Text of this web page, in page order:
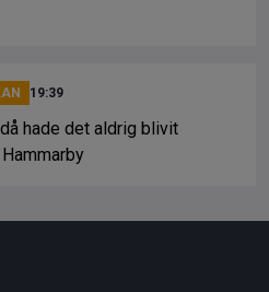
19:39
hade det aldrig blivit